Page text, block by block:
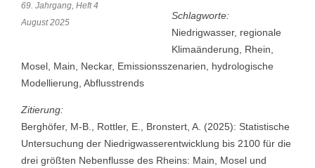
69. Jahrgang, Heft 4
August 2025
Schlagworte:
Niedrigwasser, regionale
Klimaänderung, Rhein,
Mosel, Main, Neckar, Emissionsszenarien, hydrologische
Modellierung, Abflusstrends
Zitierung:
Berghöfer, M-B., Rottler, E., Bronstert, A. (2025): Statistische
Untersuchung der Niedrigwasserentwicklung bis 2100 für die
drei größten Nebenflusse des Rheins: Main, Mosel und